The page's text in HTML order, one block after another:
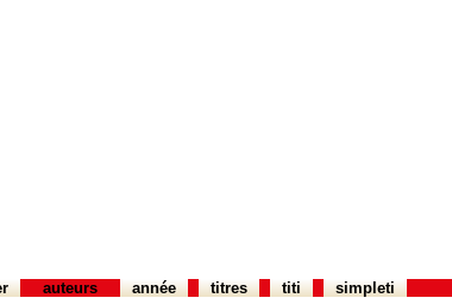
auteurs année titres titi simpleti